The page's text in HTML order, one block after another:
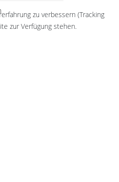
zu verbessern (Tracking
zur Verfügung stehen.